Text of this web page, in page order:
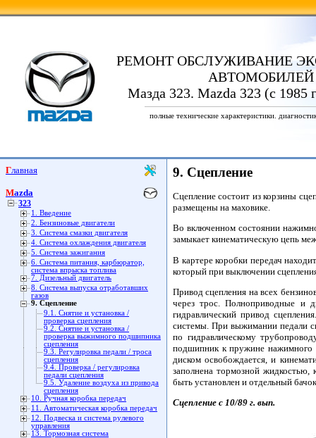
РЕМОНТ ОБСЛУЖИВАНИЕ
АВТОМОБИЛЕЙ
Мазда 323. Mazda 323 (с 1985
полные технические характеристики.
Главная
Mazda
323
1. Введение
2. Бензиновые двигатели
3. Система смазки двигателя
4. Система охлаждения двигателя
5. Система зажигания
6. Система питания, карбюратор,
система впрыска топлива
7. Дизельный двигатель
8. Система выпуска отработавших
газов
9. Сцепление
9.1. Снятие и установка /
проверка сцепления
9.2. Снятие и установка /
проверка выжимного подшипника
сцепления
9.3. Регулировка педали / троса
сцепления
9.4. Проверка / регулировка
педали сцепления
9.5. Удаление воздуха из привода
сцепления
10. Ручная коробка передач
11. Автоматическая коробка передач
12. Подвеска и система рулевого
управления
13. Тормозная система
9. Сцепление
Сцепление состоит из корзины
размещены на маховике.
Во включенном состоянии
замыкает кинематическую цепь
В картере коробки передач
который при выключении
Привод сцепления на всех
через трос. Полноприводные и
гидравлический привод
системы. При выжимании педали
по гидравлическому
подшипник к пружине нажимного
диском освобождается, и
заполнена тормозной жидкостью,
быть установлен и отдельный
Сцепление с 10/89 г. вып.